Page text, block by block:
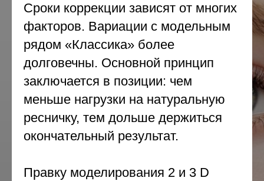
Сроки коррекции зависят от многих
факторов. Вариации с модельным
рядом «Классика» более
долговечны. Основной принцип
заключается в позиции: чем
меньше нагрузки на натуральную
ресничку, тем дольше держиться
окончательный результат.
Правку моделирования 2 и 3 D